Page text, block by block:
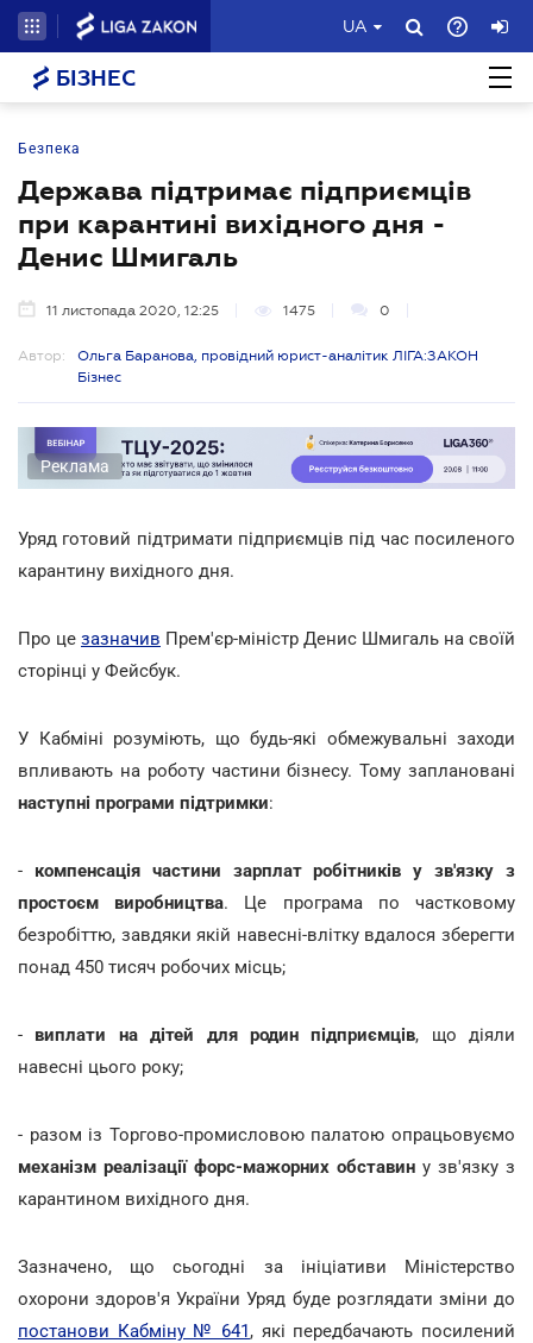
UA
БІЗНЕС
Безпека
Держава підтримає підприємців
при карантині вихідного дня -
Денис Шмигаль
11 листопада 2020, 12:25 1475 0
Автор:
Ольга Баранова, провідний юрист-аналітик ЛІГА:ЗАКОН
Бізнес
Реклама
Уряд готовий підтримати підприємців під час посиленого
карантину вихідного дня.
Про це зазначив Прем'єр-міністр Денис Шмигаль на своїй
сторінці у Фейсбук.
У Кабміні розуміють, що будь-які обмежувальні заходи
впливають на роботу частини бізнесу. Тому заплановані
наступні програми підтримки:
- компенсація частини зарплат робітників у зв'язку з
простоєм виробництва. Це програма по частковому
безробіттю, завдяки якій навесні-влітку вдалося зберегти
понад 450 тисяч робочих місць;
- виплати на дітей для родин підприємців, що діяли
навесні цього року;
- разом із Торгово-промисловою палатою опрацьовуємо
механізм реалізації форс-мажорних обставин у зв'язку з
карантином вихідного дня.
Зазначено, що сьогодні за ініціативи Міністерство
охорони здоров'я України Уряд буде розглядати зміни до
постанови Кабміну № 641, які передбачають посилений